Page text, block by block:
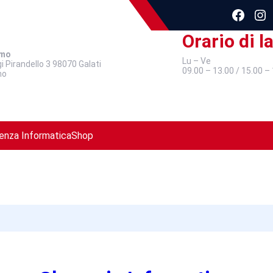
Facebook Instagram
Pirandello 3 98070 Galati
Orario di
Lu – Ve
09.00 – 13.00 / 15.00 –
InformaticaShop